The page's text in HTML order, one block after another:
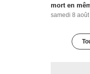
mort en
samedi 8